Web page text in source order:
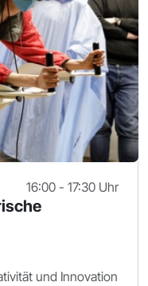
16:00 - 17:30 Uhr
und Innovation